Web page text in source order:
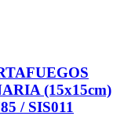
(15x15cm)
/ SIS011